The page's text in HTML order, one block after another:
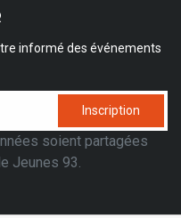
informé des événements
Inscription
soient partagées
Jeunes 93.